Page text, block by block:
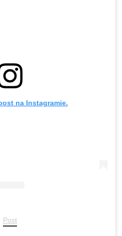
na Instagramie.
Post